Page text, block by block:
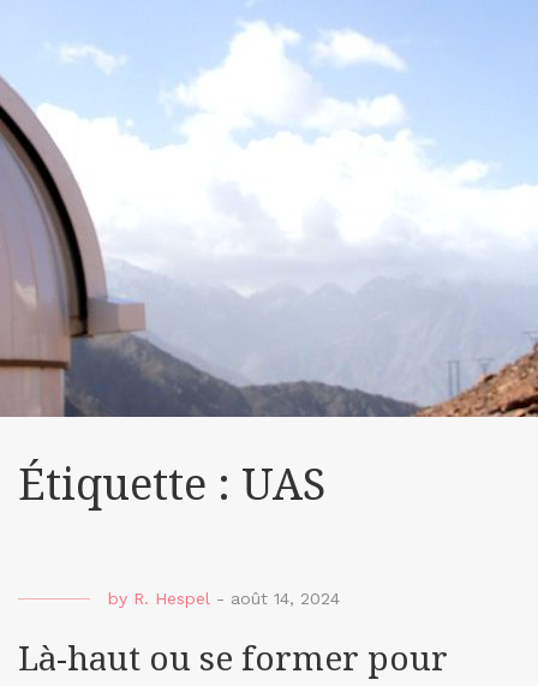
Étiquette : UAS
by R. Hespel - août 14, 2024
Là-haut ou se former pour